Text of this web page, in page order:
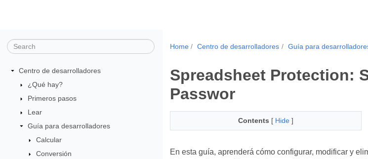
Centro de desarrolladores
¿Qué hay?
Primeros pasos
Lear
Guía para desarrolladores
Calcular
Conversión
Home Centro de desarrolladores Guía para
Spreadsheet Protection:
Passwor
Contents [ Hide ]
En esta guía, aprenderá cómo configurar, modificar y